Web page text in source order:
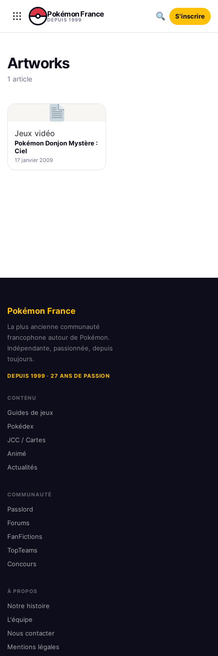
Aller au contenu
Pokémon France
DEPUIS 1999 S'inscrire
Artworks
1 article
Jeux vidéo
Pokémon Donjon Mystère :
Ciel
17 janvier 2009
Pokémon France
La plus ancienne communauté
francophone autour de Pokémon.
Indépendante, passionnée, depuis
toujours.
DEPUIS 1999 · 27 ANS DE PASSION
CONTENU
Guides de jeux
Pokédex
JCC / Cartes
Animé
Actualités
COMMUNAUTÉ
Passlord
Forums
FanFictions
TopTeams
Concours
À PROPOS
Notre histoire
L'équipe
Nous contacter
Mentions légales